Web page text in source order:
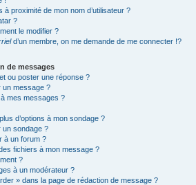
proximité de mon nom d’utilisateur ?
?
le modifier ?
d’un membre, on me demande de me connecter !?
de messages
ou poster une réponse ?
un message ?
mes messages ?
d’options à mon sondage ?
un sondage ?
à un forum ?
fichiers à mon message ?
?
à un modérateur ?
» dans la page de rédaction de message ?